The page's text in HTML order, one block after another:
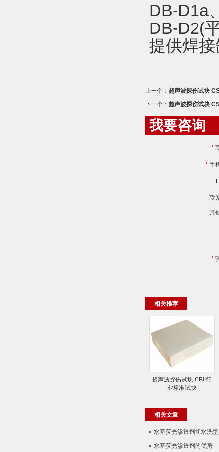
DB-D1a
DB-D2(
提供焊
上一个： 超声波探伤试块
下一个： 超声波探伤试块
我要咨询
*
* 手
联
其
*
相关推荐
超声波探伤试块 CBII行
业标准试块
相关文章
水基荧光渗透剂和水​洗
水基荧光渗透剂的优势